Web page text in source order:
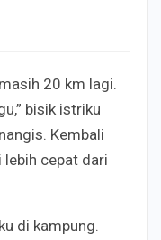
20 km lagi.
bisik istriku
Kembali
lebih cepat dari
di kampung.